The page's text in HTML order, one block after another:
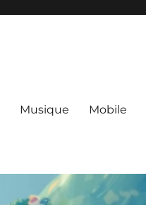
Musique Mobile